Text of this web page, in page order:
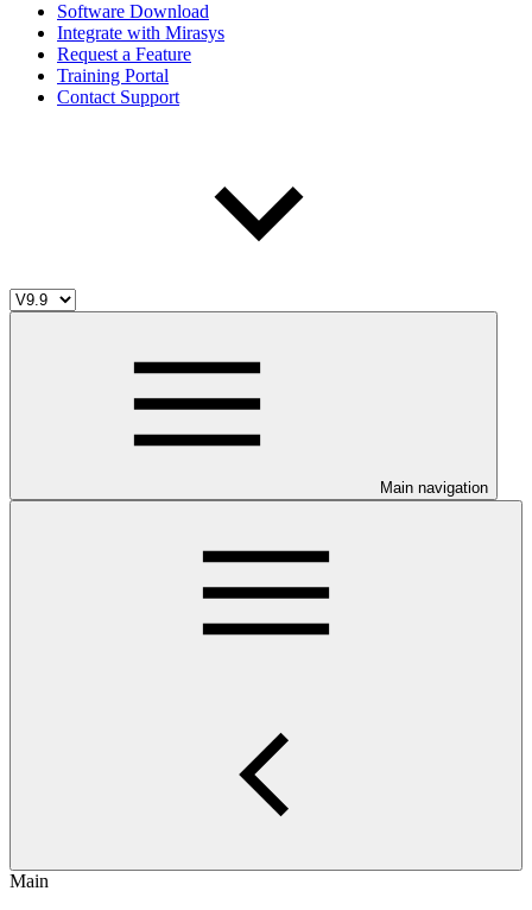
Software Download
Integrate with Mirasys
Request a Feature
Training Portal
Contact Support
Main navigation
Main